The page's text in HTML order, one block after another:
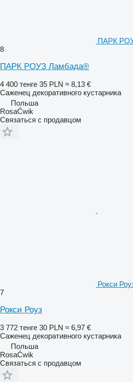
ПАРК
8
ПАРК РОУЗ Ламбада®
4 400 тенге 35 PLN ≈ 8,13 €
Саженец декоративного кустарника
Польша
RosaĆwik
Связаться с продавцом
Рокси
7
Рокси Роуз
3 772 тенге 30 PLN ≈ 6,97 €
Саженец декоративного кустарника
Польша
RosaĆwik
Связаться с продавцом